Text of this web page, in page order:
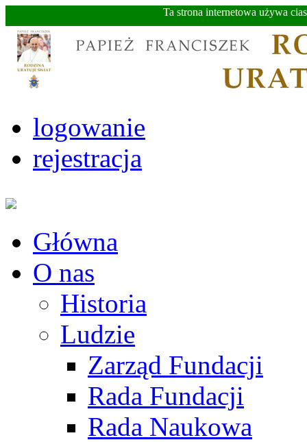
Ta strona internetowa używa
logowanie
rejestracja
Główna
O nas
Historia
Ludzie
Zarząd Fundacji
Rada Fundacji
Rada Naukowa